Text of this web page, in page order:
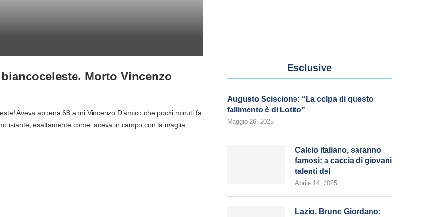
Morto Vincenzo
Aveva appena 68 anni Vincenzo D’amico che pochi minuti fa
istante, esattamente come faceva in campo con la maglia
Esclusive
Augusto Sciscione: “La colpa di questo
fallimento è di Lotito”
Maggio 26, 2025
Calcio italiano, saranno
famosi: a caccia di giovani
talenti del
Aprile 14, 2025
Lazio, Bruno Giordano: